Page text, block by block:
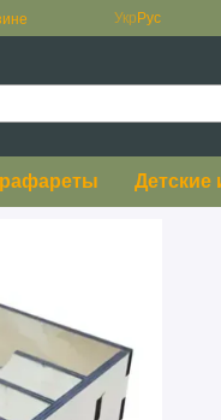
Укр Рус
Детские